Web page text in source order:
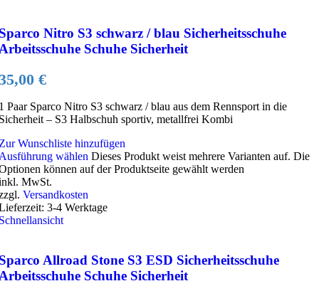
Nitro S3 schwarz / blau Sicherheitsschuhe
Schuhe Sicherheit
€
Paar Sparco Nitro S3 schwarz / blau aus dem Rennsport in die
– S3 Halbschuh sportiv, metallfrei Kombi
Wunschliste hinzufügen
wählen Dieses Produkt weist mehrere Varianten auf. Die
können auf der Produktseite gewählt werden
MwSt.
Versandkosten
3-4 Werktage
Allroad Stone S3 ESD Sicherheitsschuhe
Schuhe Sicherheit